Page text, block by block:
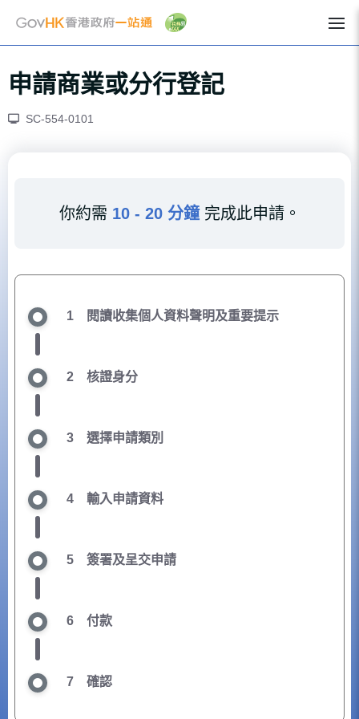
申請商業或分行登記
SC-554-0101
你約需 10 - 20 分鐘完成此申請。
1 閱讀收集個人資料聲明及重要提示
2 核證身分
3 選擇申請類別
4 輸入申請資料
5 簽署及呈交申請
6 付款
7 確認